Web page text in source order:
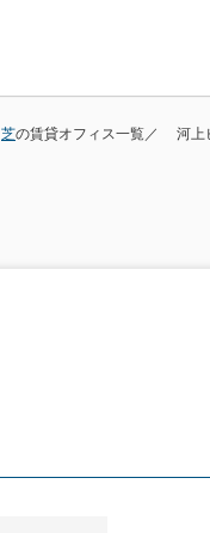
芝の賃貸オフィス一覧 河上